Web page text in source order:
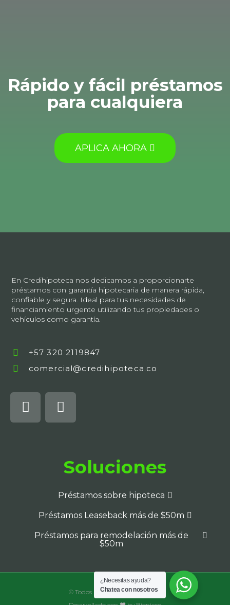
Rápido y fácil préstamos
para cualquiera
APLICA AHORA
En Credihipoteca nos dedicamos a proporcionarte
préstamos con garantía hipotecaria de manera rápida,
confiable y segura. Ideal para tus necesidades de
financiamiento urgente utilizando tus propiedades o
vehículos como garantía.
+57 320 2119847
comercial@credihipoteca.co
Soluciones
Préstamos sobre hipoteca
Préstamos Leaseback más de $50m
Préstamos para remodelación más de
$50m
© Todos los derechos reservados
¿Necesitas ayuda?
Chatea con nosotros